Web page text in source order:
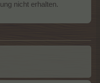
nicht erhalten.